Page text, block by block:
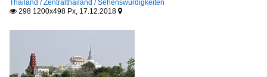
Thailand / Zentralthailand / Sehenswürdigkeiten
 298 1200x498 Px, 17.12.2018 